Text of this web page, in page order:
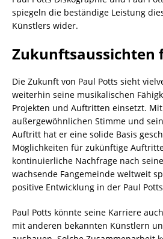
spiegeln die beständige Leistung
Künstlers wider.
Zukunftsaussichten
Die Zukunft von Paul Potts sieht
weiterhin seine musikalischen
Projekten und Auftritten einsetzt.
außergewöhnlichen Stimme und
Auftritt hat er eine solide Basis
Möglichkeiten für zukünftige
kontinuierliche Nachfrage nach
wachsende Fangemeinde weltweit
positive Entwicklung in der Paul
Paul Potts könnte seine Karriere
mit anderen bekannten Künstlern